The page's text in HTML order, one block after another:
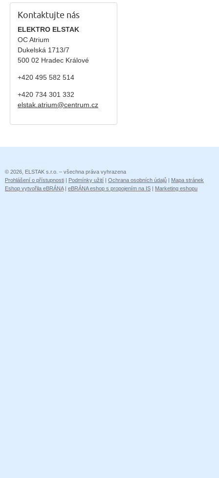
Kontaktujte nás
ELEKTRO ELSTAK
OC Atrium
Dukelská 1713/7
500 02 Hradec Králové
+420 495 582 514
+420 734 301 332
elstak.atrium@centrum.cz
© 2026, ELSTAK s.r.o. – všechna práva vyhrazena
Prohlášení o přístupnosti | Podmínky užití | Ochrana osobních údajů | Mapa stránek
Eshop vytvořila eBRÁNA| eBRÁNA eshop s propojením na IS | Marketing eshopu